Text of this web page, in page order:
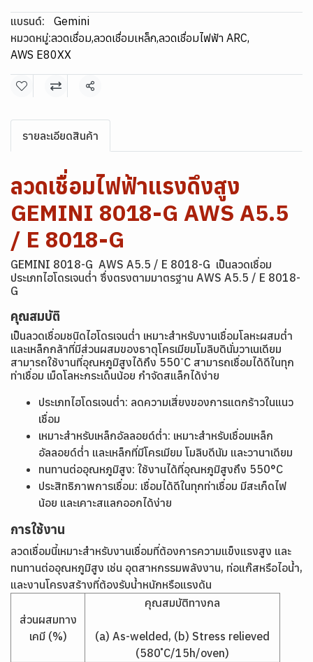
แบรนด์:
Gemini
หมวดหมู่:ลวดเชื่อม,ลวดเชื่อมเหล็ก,ลวดเชื่อมไฟฟ้า ARC,
AWS E80XX
แชร์
รายละเอียดสินค้า
ลวดเชื่อมไฟฟ้าแรงดึงสูง
GEMINI 8018-G AWS A5.5
/ E 8018-G
GEMINI 8018-G AWS A5.5 / E 8018-G เป็นลวดเชื่อม
ประเภทไฮโดรเจนต่ำ ซึ่งตรงตามมาตรฐาน AWS A5.5 / E 8018-
G
คุณสมบัติ
เป็นลวดเชื่อมชนิดไฮโดรเจนต่ำ เหมาะสำหรับงานเชื่อมโลหะผสมต่ำ
และเหล็กกล้าที่มีส่วนผสมของธาตุโครเมียมโมลิบดินั่มวาเนเดียม
สามารถใช้งานที่อุณหภูมิสูงได้ถึง 550 ํC สามารถเชื่อมได้ดีในทุก
ท่าเชื่อม เม็ดโลหะกระเด็นน้อย กำจัดสแล็กได้ง่าย
ประเภทไฮโดรเจนต่ำ: ลดความเสี่ยงของการแตกร้าวในแนว
เชื่อม
เหมาะสำหรับเหล็กอัลลอยด์ต่ำ: เหมาะสำหรับเชื่อมเหล็ก
อัลลอยด์ต่ำ และเหล็กที่มีโครเมียม โมลิบดีนัม และวานาเดียม
ทนทานต่ออุณหภูมิสูง: ใช้งานได้ที่อุณหภูมิสูงถึง 550°C
ประสิทธิภาพการเชื่อม: เชื่อมได้ดีในทุกท่าเชื่อม มีสะเก็ดไฟ
น้อย และเคาะสแลกออกได้ง่าย
การใช้งาน
ลวดเชื่อมนี้เหมาะสำหรับงานเชื่อมที่ต้องการความแข็งแรงสูง และ
ทนทานต่ออุณหภูมิสูง เช่น อุตสาหกรรมพลังงาน, ท่อแก๊สหรือไอน้ำ,
และงานโครงสร้างที่ต้องรับน้ำหนักหรือแรงดัน
ส่วนผสมทาง
เคมี (%)
คุณสมบัติทางกล
(a) As-welded, (b) Stress relieved
(580 ํC/15h/oven)